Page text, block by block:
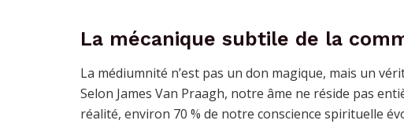
La mécanique subtile de la
La médiumnité n’est pas un don magique, mais un
Selon James Van Praagh, notre âme ne réside pas
réalité, environ 70 % de notre conscience spirituelle